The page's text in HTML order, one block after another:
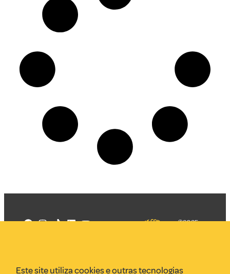
©2025
Este site utiliza cookies e outras tecnologias